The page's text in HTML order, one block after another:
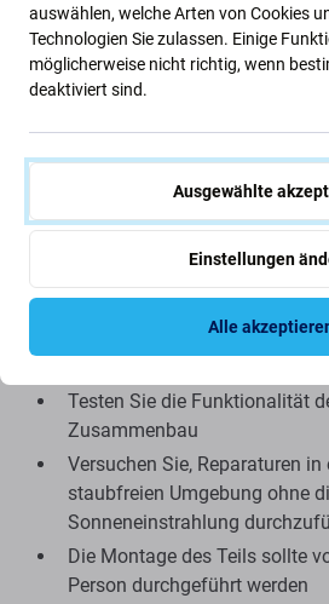
Das als Aftermarket gelieferte
Fällen) minimale Abweichungen
Qualität oder Aussehen aufweisen.
zum Thema Qualität finden Sie in
wir uns ausführlicher mit dem
Montage und Tipps:
Zur Montage bzw. Demontage
Spezialwerkzeuge, die Sie in
finden
Achten Sie beim
Testen Sie die Funktionalität
Zusammenbau
Versuchen Sie, Reparaturen in
staubfreien Umgebung ohne
Sonneneinstrahlung
Die Montage des Teils sollte
Person durchgeführt werden
auswählen, welche Arten von Cookies
Technologien Sie zulassen. Einige
möglicherweise nicht richtig, wenn
deaktiviert sind.
Ausgewählte
Einstellungen
Alle